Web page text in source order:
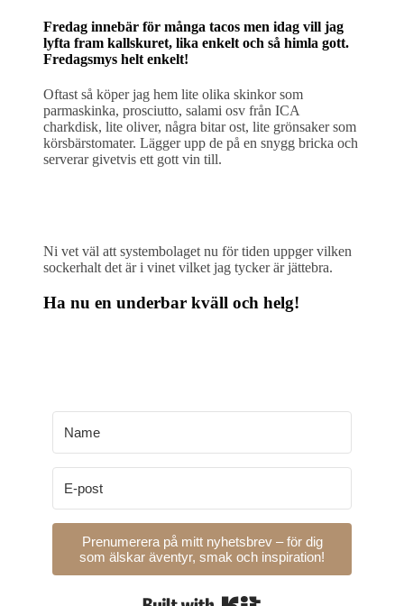
Fredag innebär för många tacos men idag vill jag
lyfta fram kallskuret, lika enkelt och så himla gott.
Fredagsmys helt enkelt!
Oftast så köper jag hem lite olika skinkor som
parmaskinka, prosciutto, salami osv från ICA
charkdisk, lite oliver, några bitar ost, lite grönsaker som
körsbärstomater. Lägger upp de på en snygg bricka och
serverar givetvis ett gott vin till.
Ni vet väl att systembolaget nu för tiden uppger vilken
sockerhalt det är i vinet vilket jag tycker är jättebra.
Ha nu en underbar kväll och helg!
Prenumerera på mitt nyhetsbrev – för dig
som älskar äventyr, smak och inspiration!